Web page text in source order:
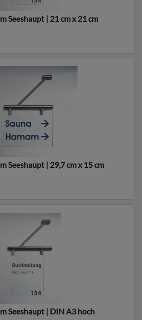
Seeshaupt | 21 cm x 21 cm
Seeshaupt | 29,7 cm x 15 cm
Seeshaupt | DIN A3 hoch